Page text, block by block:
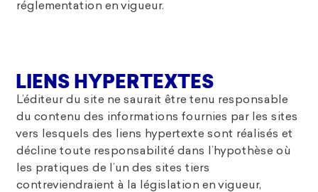
réglementation en vigueur.
LIENS HYPERTEXTES
L’éditeur du site ne saurait être tenu responsable
du contenu des informations fournies par les sites
vers lesquels des liens hypertexte sont réalisés et
décline toute responsabilité dans l’hypothèse où
les pratiques de l’un des sites tiers
contreviendraient à la législation en vigueur,